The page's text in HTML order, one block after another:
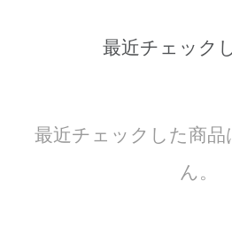
最近チェック
最近チェックした商
ん。